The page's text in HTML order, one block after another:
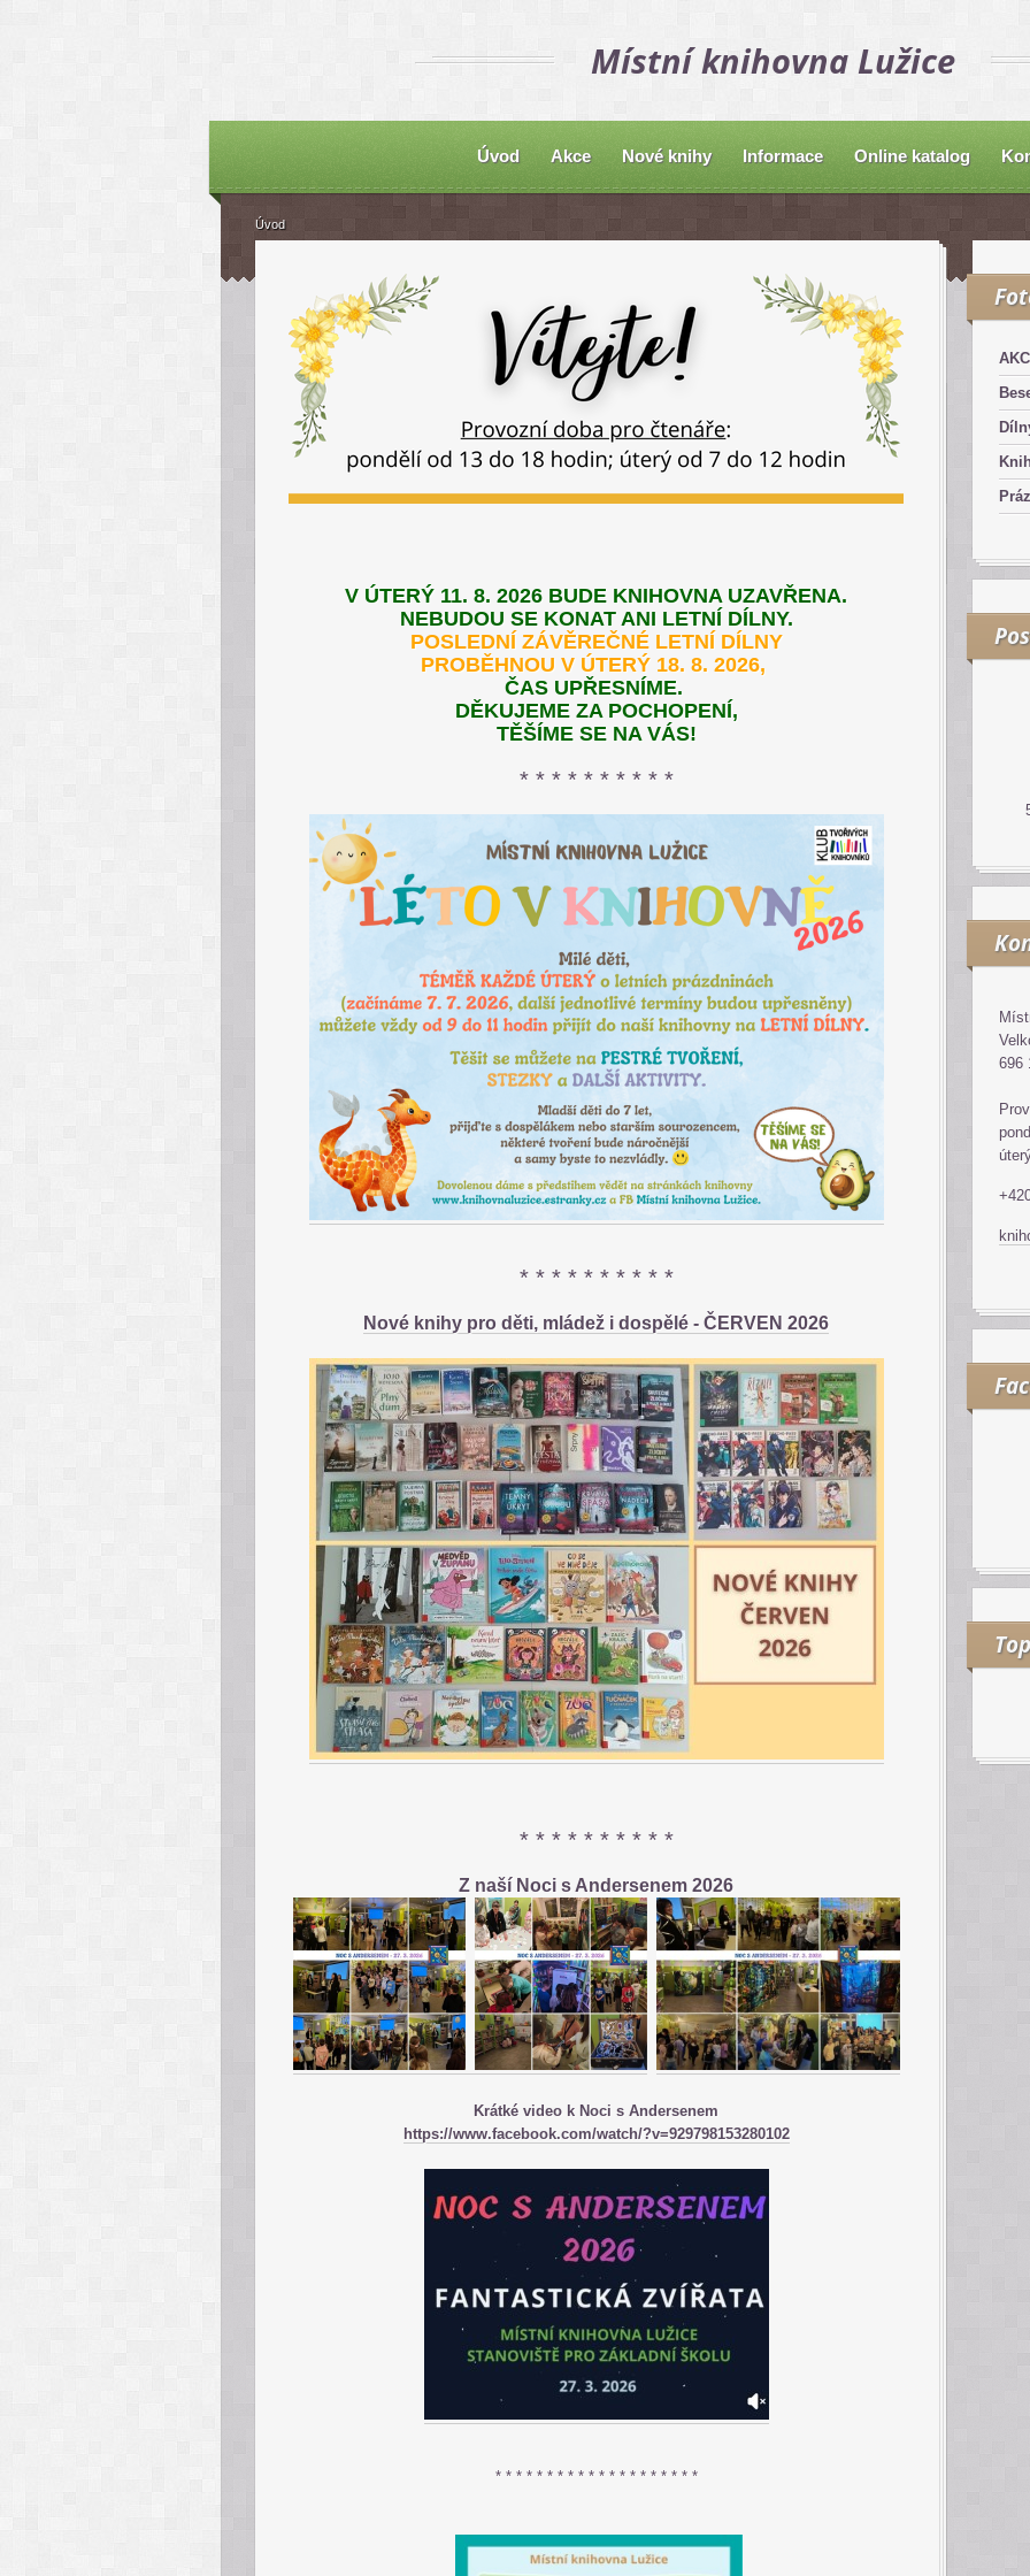
Místní knihovna Lužice
Úvod Akce Nové knihy Informace Online katalog
V ÚTERÝ 11. 8. 2026 BUDE KNIHOVNA UZAVŘENA.
NEBUDOU SE KONAT ANI LETNÍ DÍLNY.
POSLEDNÍ ZÁVĚREČNÉ LETNÍ DÍLNY
PROBĚHNOU V ÚTERÝ 18. 8. 2026,
ČAS UPŘESNÍME.
DĚKUJEME ZA POCHOPENÍ,
TĚŠÍME SE NA VÁS!
* * * * * * * * * *
* * * * * * * * * *
Nové knihy pro děti, mládež i dospělé - ČERVEN 2026
* * * * * * * * * *
Z naší Noci s Andersenem 2026
Krátké video k Noci s Andersenem
https://www.facebook.com/watch/?v=929798153280102​
* * * * * * * * * * * * * * * * * * * *
696
Úvod